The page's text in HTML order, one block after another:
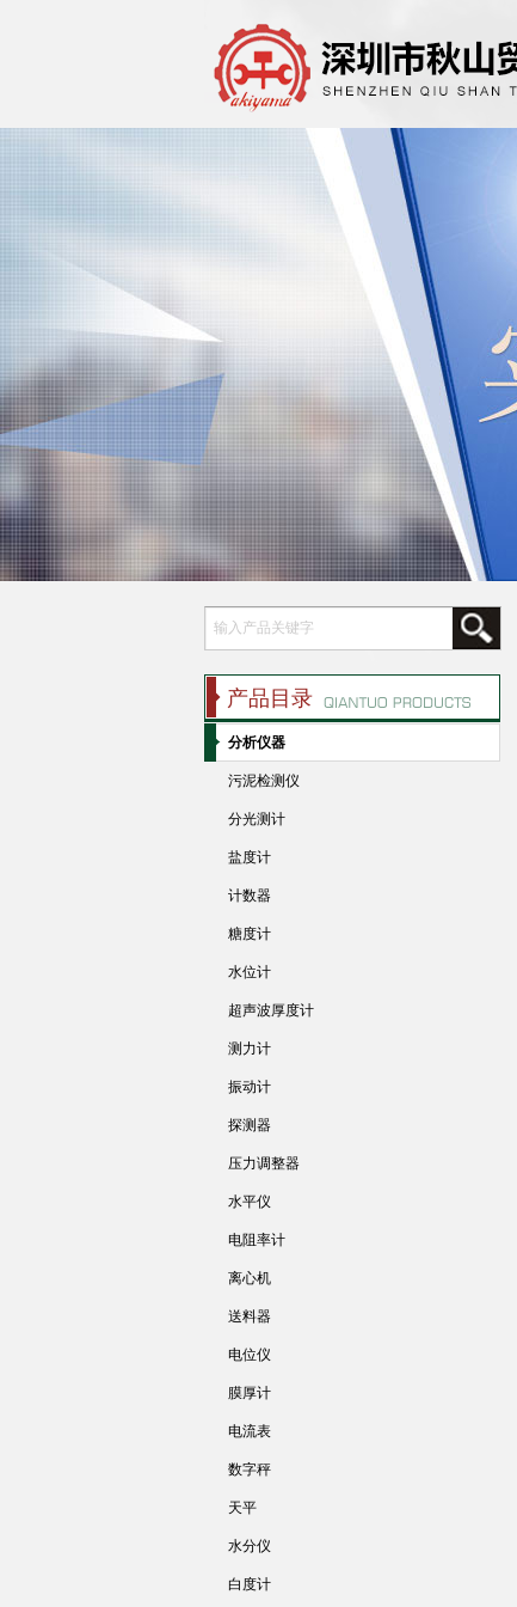
产品目录
分析仪器
污泥检测仪
分光测计
盐度计
计数器
糖度计
水位计
超声波厚度计
测力计
振动计
探测器
压力调整器
水平仪
电阻率计
离心机
送料器
电位仪
膜厚计
电流表
数字秤
天平
水分仪
白度计